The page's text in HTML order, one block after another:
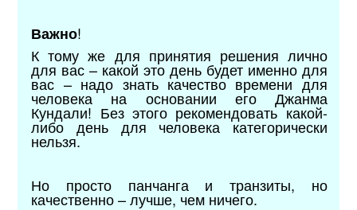
Важно!
К тому же для принятия решения лично
для вас – какой это день будет именно для
вас – надо знать качество времени для
человека на основании его Джанма
Кундали! Без этого рекомендовать какой-
либо день для человека категорически
нельзя.
Но просто панчанга и транзиты, но
качественно – лучше, чем ничего.